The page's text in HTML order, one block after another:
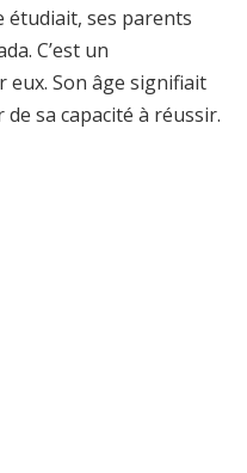
étudiait, ses parents
C’est un
eux. Son âge signifiait
de sa capacité à réussir.